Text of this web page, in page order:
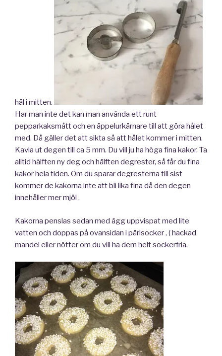
hål i mitten.
Har man inte det kan man använda ett runt
pepparkaksmått och en äppelurkärnare till att göra hålet
med. Då gäller det att sikta så att hålet kommer i mitten.
Kavla ut degen till ca 5 mm. Du vill ju ha höga fina kakor. Ta
alltid hälften ny deg och hälften degrester, så får du fina
kakor hela tiden. Om du sparar degresterna till sist
kommer de kakorna inte att bli lika fina då den degen
innehåller mer mjöl .
Kakorna penslas sedan med ägg uppvispat med lite
vatten och doppas på ovansidan i pärlsocker , ( hackad
mandel eller nötter om du vill ha dem helt sockerfria.